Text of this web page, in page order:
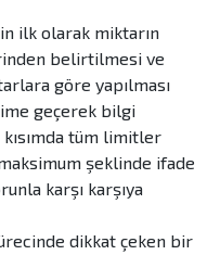
ilk olarak miktarın
belirtilmesi ve
göre yapılması
geçerek bilgi
tüm limitler
şeklinde ifade
karşı karşıya
dikkat çeken bir